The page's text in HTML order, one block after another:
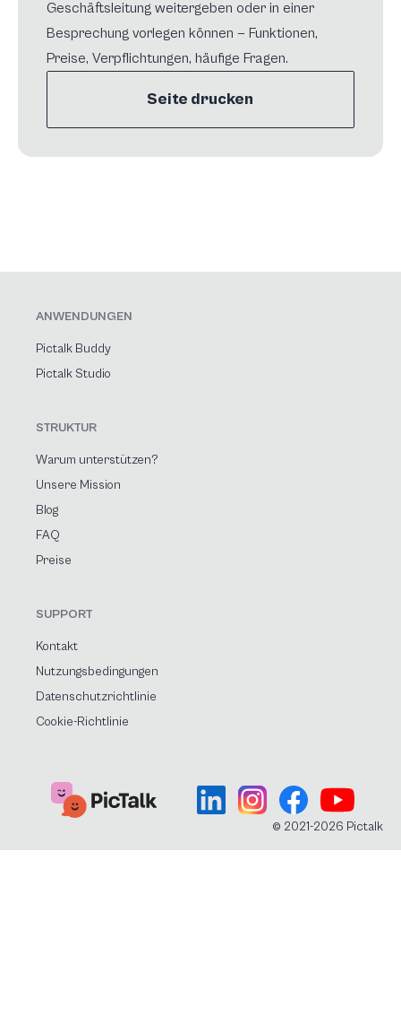
Geschäftsleitung weitergeben oder in einer
Besprechung vorlegen können — Funktionen,
Preise, Verpflichtungen, häufige Fragen.
Seite drucken
ANWENDUNGEN
Pictalk Buddy
Pictalk Studio
STRUKTUR
Warum unterstützen?
Unsere Mission
Blog
FAQ
Preise
SUPPORT
Kontakt
Nutzungsbedingungen
Datenschutzrichtlinie
Cookie-Richtlinie
© 2021-2026 Pictalk